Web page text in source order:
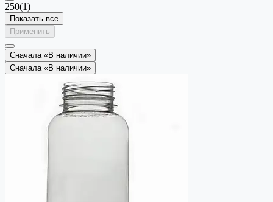
250(1)
Показать все
Применить
Сначала «В наличии»
Сначала «В наличии»